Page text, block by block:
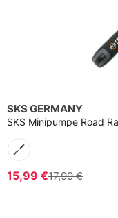
SKS GERMANY
SKS Minipumpe Road
15,99 €17,99 €